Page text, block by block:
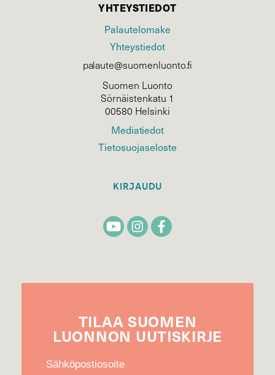
YHTEYSTIEDOT
Palautelomake
Yhteystiedot
palaute@suomenluonto.fi
Suomen Luonto
Sörnäistenkatu 1
00580 Helsinki
Mediatiedot
Tietosuojaseloste
KIRJAUDU
TILAA SUOMEN
LUONNON UUTIS­KIRJE
Sähköpostiosoite